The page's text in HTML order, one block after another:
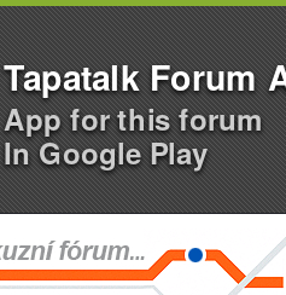
Tapatalk Forum
App for this forum
In Google Play